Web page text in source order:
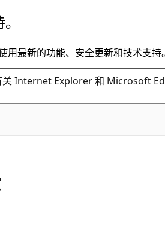
最新的功能、安全更新和技术支持。
关 Internet Explorer 和 Microsoft